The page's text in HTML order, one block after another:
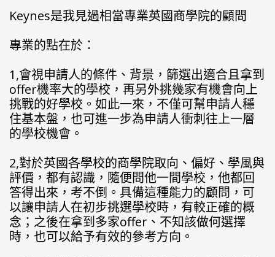
Keynes是我見過相當專業英國商學院的顧問
專業的點在於：
1,會視申請人的條件、背景，篩選出適合且拿到
offer機率大的學校，再另外挑幾家有機會向上
挑戰的好學校。如此一來，不僅可幫申請人穩
住基本盤，也可進一步為申請人衝刺往上一層
的學校機會。
2,對於英國各學校的商學院取向、偏好、學風與
評價，都有認識，隨便問他一間學校，他都回
答得出來，考不倒。具備這種能力的顧問，可
以讓申請人在初步挑選學校時，有較正確的概
念；之後在拿到多家offer、不知該做何選擇
時，也可以給予有效的參考方向。